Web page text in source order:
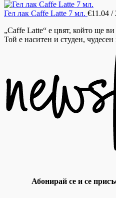
Гел лак Caffe Latte 7 мл. €11.04 /
„Caffe Latte“ е цвят, който ще
Той е наситен и студен, чудесен
Абонирай се и се